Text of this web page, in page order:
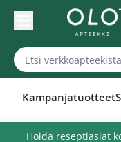
Skip to Content
Kampanjatuotteet
Hoida reseptiasiat